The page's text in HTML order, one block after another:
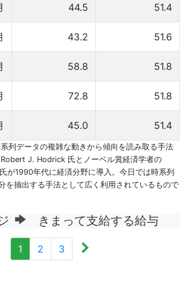
44.5 51.4
43.2 51.6
58.8 51.8
72.8 51.8
45.0 51.4
列データの複雑な動きから傾向を読み取る手法
J. Hodrick 氏とノーベル賞経済学者の
が1990年代に経済分野に導入。今日では時系列
を抽出する手法として広く利用されているもので
きまって支給する給与
1 2 3